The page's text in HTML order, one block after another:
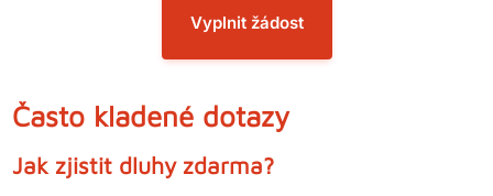
Vyplnit žádost
Často kladené dotazy
Jak zjistit dluhy zdarma?